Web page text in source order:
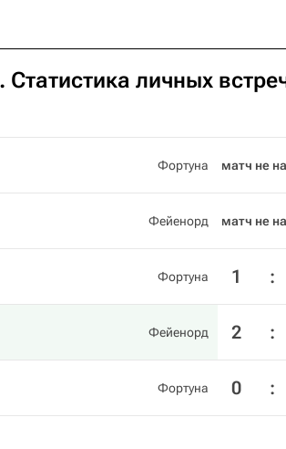
личных
Фортуна матч не
Фейенорд матч не
Фортуна 1 :
Фейенорд 2 :
Фортуна 0 :